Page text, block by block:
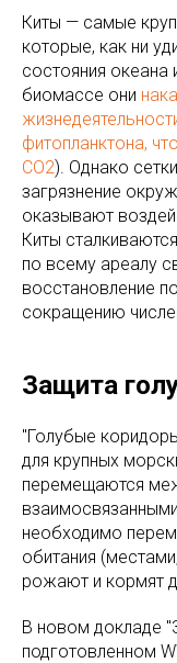
Киты — самые
которые, как ни
состояния океана
биомассе они
фитопланктона,
CO2). Однако
загрязнение
оказывают
Киты
по всему ареалу
восстановление
сокращению
Защита
"Голубые
для крупных
перемещаются
необходимо
обитания
рожают и кормят
В новом докладе
подготовленном